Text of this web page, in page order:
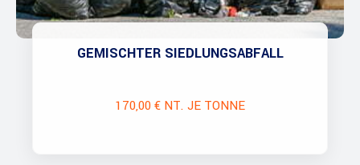
GEMISCHTER SIEDLUNGSABFALL
170,00 € NT. JE TONNE